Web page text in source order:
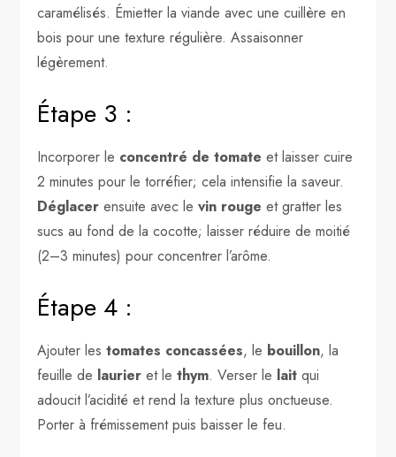
caramélisés. Émietter la viande avec une cuillère en
bois pour une texture régulière. Assaisonner
légèrement.
Étape 3 :
Incorporer le concentré de tomate et laisser cuire
2 minutes pour le torréfier; cela intensifie la saveur.
Déglacer ensuite avec levin rouge et gratter les
sucs au fond de la cocotte; laisser réduire de moitié
(2–3 minutes) pour concentrer l’arôme.
Étape 4 :
Ajouter lestomates concassées, le bouillon, la
feuille de laurier et lethym. Verser le lait qui
adoucit l’acidité et rend la texture plus onctueuse.
Porter à frémissement puis baisser le feu.